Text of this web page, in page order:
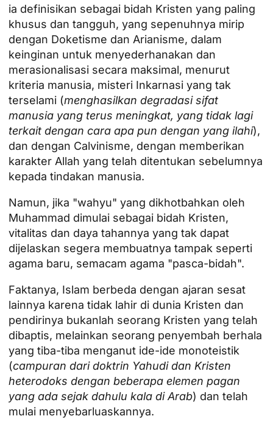
ia definisikan sebagai bidah Kristen yang paling
khusus dan tangguh, yang sepenuhnya mirip
dengan Doketisme dan Arianisme, dalam
keinginan untuk menyederhanakan dan
merasionalisasi secara maksimal, menurut
kriteria manusia, misteri Inkarnasi yang tak
terselami (menghasilkan degradasi sifat
manusia yang terus meningkat, yang tidak lagi
terkait dengan cara apa pun dengan yang ilahi),
dan dengan Calvinisme, dengan memberikan
karakter Allah yang telah ditentukan sebelumnya
kepada tindakan manusia.
Namun, jika "wahyu" yang dikhotbahkan oleh
Muhammad dimulai sebagai bidah Kristen,
vitalitas dan daya tahannya yang tak dapat
dijelaskan segera membuatnya tampak seperti
agama baru, semacam agama "pasca-bidah".
Faktanya, Islam berbeda dengan ajaran sesat
lainnya karena tidak lahir di dunia Kristen dan
pendirinya bukanlah seorang Kristen yang telah
dibaptis, melainkan seorang penyembah berhala
yang tiba-tiba menganut ide-ide monoteistik
(campuran dari doktrin Yahudi dan Kristen
heterodoks dengan beberapa elemen pagan
yang ada sejak dahulu kala di Arab) dan telah
mulai menyebarluaskannya.